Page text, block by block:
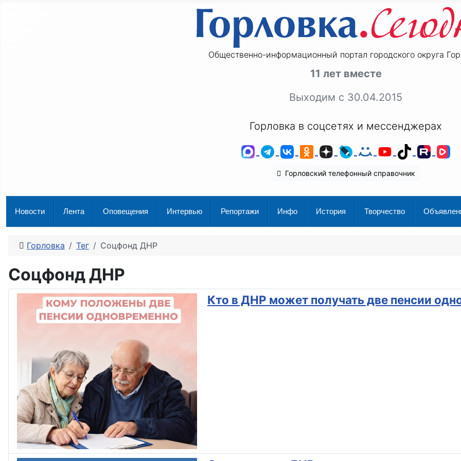
Общественно-информационный портал городского округа
11 лет вместе
Выходим с 30.04.2015
Горловка в соцсетях и мессенджерах
MAXTelegram
ВКонтакте
Одноклассники
ДзенLiveJournal
Мой Мир
YouTube
TikTok
Горловский телефонный справочник
Новости Лента Оповещения Интервью Репортажи Инфо История Творчество
Горловка Тег Соцфонд ДНР
Соцфонд ДНР
Кто в ДНР может получать две пенсии